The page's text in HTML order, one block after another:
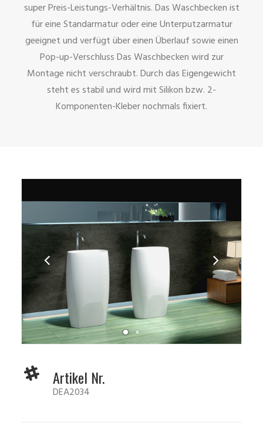
super Preis-Leistungs-Verhältnis. Das Waschbecken ist
für eine Standarmatur oder eine Unterputzarmatur
geeignet und verfügt über einen Überlauf sowie einen
Pop-up-Verschluss Das Waschbecken wird zur
Montage nicht verschraubt. Durch das Eigengewicht
steht es stabil und wird mit Silikon bzw. 2-
Komponenten-Kleber nochmals fixiert.
Artikel Nr.
DEA2034